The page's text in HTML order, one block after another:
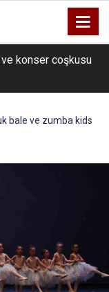
ve konser coşkusu
bale ve zumba kids